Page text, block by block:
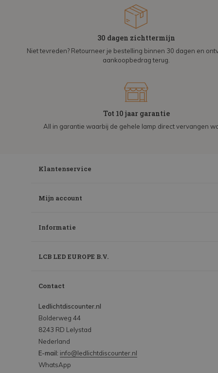
30 dagen zichttermijn
Niet tevreden? Retourneer je bestelling binnen 30 dagen en
aankoopbedrag terug.
Tot 10 jaar garantie
All in garantie waarbij de gehele lamp direct vervangen
Klantenservice
Mijn account
Informatie
LCB LED EUROPE B.V.
Contact
Ledlichtdiscounter.nl
Bolderweg 44
8243 RD Lelystad
Nederland
E-mail: info@ledlichtdiscounter.nl
WhatsApp